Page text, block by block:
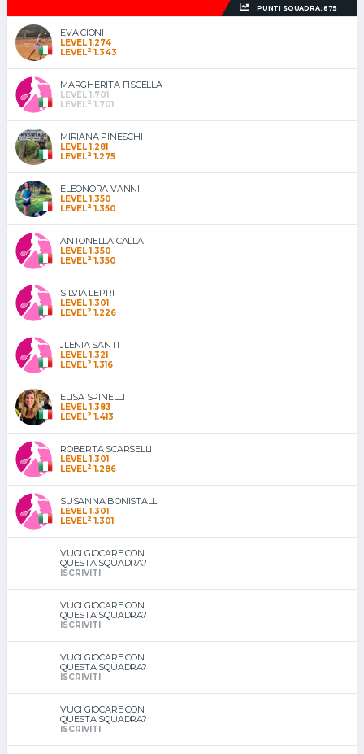
PUNTI SQUADRA: 875
EVA CIONI
LEVEL 1.274
LEVEL2 1.343
MARGHERITA FISCELLA
LEVEL 1.701
LEVEL2 1.701
MIRIANA PINESCHI
LEVEL 1.281
LEVEL2 1.275
ELEONORA VANNI
LEVEL 1.350
LEVEL2 1.350
ANTONELLA CALLAI
LEVEL 1.350
LEVEL2 1.350
SILVIA LEPRI
LEVEL 1.301
LEVEL2 1.226
JLENIA SANTI
LEVEL 1.321
LEVEL2 1.316
ELISA SPINELLI
LEVEL 1.383
LEVEL2 1.413
ROBERTA SCARSELLI
LEVEL 1.301
LEVEL2 1.286
SUSANNA BONISTALLI
LEVEL 1.301
LEVEL2 1.301
VUOI GIOCARE CON
QUESTA SQUADRA?
ISCRIVITI
VUOI GIOCARE CON
QUESTA SQUADRA?
ISCRIVITI
VUOI GIOCARE CON
QUESTA SQUADRA?
ISCRIVITI
VUOI GIOCARE CON
QUESTA SQUADRA?
ISCRIVITI